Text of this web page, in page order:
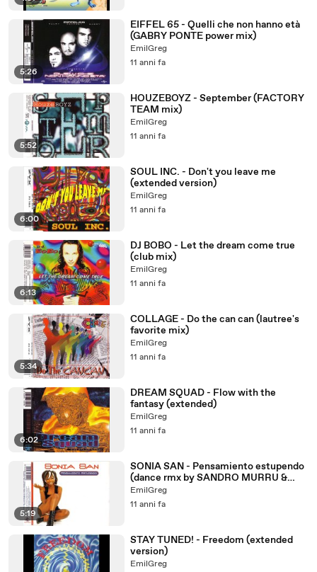
5:26
EIFFEL 65 - Quelli che non hanno età
(GABRY PONTE power mix)
EmilGreg
11 anni fa
5:52
HOUZEBOYZ - September (FACTORY
TEAM mix)
EmilGreg
11 anni fa
6:00
SOUL INC. - Don't you leave me
(extended version)
EmilGreg
11 anni fa
6:13
DJ BOBO - Let the dream come true
(club mix)
EmilGreg
11 anni fa
5:34
COLLAGE - Do the can can (lautree's
favorite mix)
EmilGreg
11 anni fa
6:02
DREAM SQUAD - Flow with the
fantasy (extended)
EmilGreg
11 anni fa
5:19
SONIA SAN - Pensamiento estupendo
(dance rmx by SANDRO MURRU &
PRINCESS MARLA)
EmilGreg
11 anni fa
STAY TUNED! - Freedom (extended
version)
EmilGreg